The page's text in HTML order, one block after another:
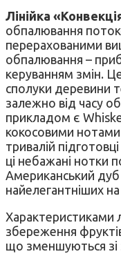
Лінійка
обпалювання
перерахованими
обпалювання –
керуванням змін.
сполуки деревини
залежно від часу
прикладом є
кокосовими
тривалій
ці небажані нотки
Американський
найелегантніших
Характеристиками
збереження
що зменшуються